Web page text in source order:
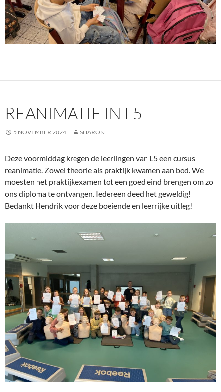
REANIMATIE IN L5
5 NOVEMBER 2024 SHARON
Deze voormiddag kregen de leerlingen van L5 een cursus
reanimatie. Zowel theorie als praktijk kwamen aan bod. We
moesten het praktijkexamen tot een goed eind brengen om zo
ons diploma te ontvangen. Iedereen deed het geweldig!
Bedankt Hendrik voor deze boeiende en leerrijke uitleg!